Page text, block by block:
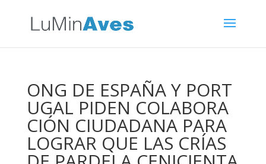
ONG DE ESPAÑA Y PORT
UGAL PIDEN COLABORA
CIÓN CIUDADANA PARA
LOGRAR QUE LAS CRÍAS